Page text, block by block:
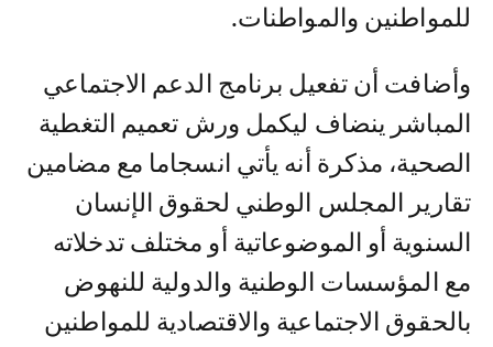
للمواطنين والمواطنات.
وأضافت أن تفعيل برنامج الدعم الاجتماعي
المباشر ينضاف ليكمل ورش تعميم التغطية
الصحية، مذكرة أنه يأتي انسجاما مع مضامين
تقارير المجلس الوطني لحقوق الإنسان
السنوية أو الموضوعاتية أو مختلف تدخلاته
مع المؤسسات الوطنية والدولية للنهوض
بالحقوق الاجتماعية والاقتصادية للمواطنين